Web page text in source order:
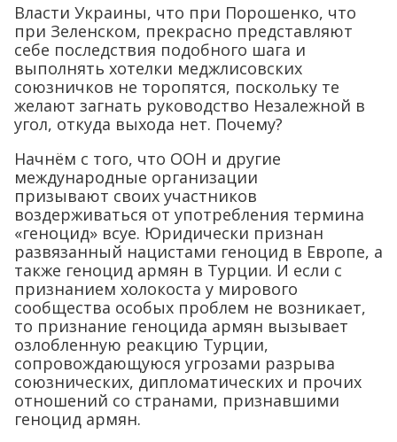
Власти Украины, что при Порошенко, что
при Зеленском, прекрасно представляют
себе последствия подобного шага и
выполнять хотелки меджлисовских
союзничков не торопятся, поскольку те
желают загнать руководство Незалежной в
угол, откуда выхода нет. Почему?
Начнём с того, что ООН и другие
международные организации
призывают своих участников
воздерживаться от употребления термина
«геноцид» всуе. Юридически признан
развязанный нацистами геноцид в Европе, а
также геноцид армян в Турции. И если с
признанием холокоста у мирового
сообщества особых проблем не возникает,
то признание геноцида армян вызывает
озлобленную реакцию Турции,
сопровождающуюся угрозами разрыва
союзнических, дипломатических и прочих
отношений со странами, признавшими
геноцид армян.